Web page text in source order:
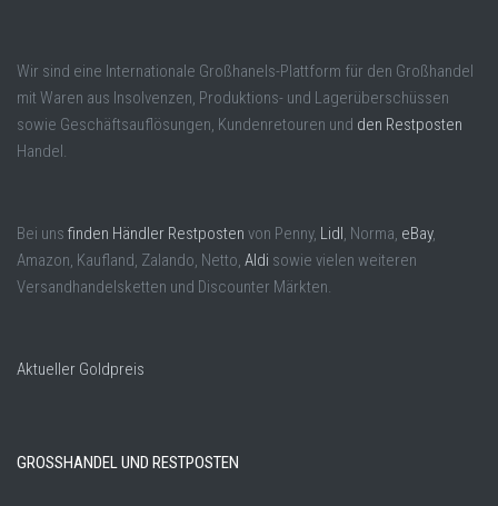
Wir sind eine Internationale Großhanels-Plattform für den Großhandel
mit Waren aus Insolvenzen, Produktions- und Lagerüberschüssen
sowie Geschäftsauflösungen, Kundenretouren und den Restposten
Handel.
Bei uns finden Händler Restposten von Penny, Lidl, Norma, eBay,
Amazon, Kaufland, Zalando, Netto, Aldi sowie vielen weiteren
Versandhandelsketten und Discounter Märkten.
Aktueller Goldpreis
GROSSHANDEL UND RESTPOSTEN